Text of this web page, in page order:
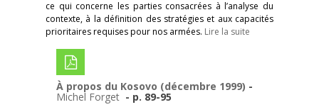
ce qui concerne les parties consacrées à l’analyse du
contexte, à la définition des stratégies et aux capacités
prioritaires requises pour nos armées. Lire la suite
À propos du Kosovo (décembre 1999) -
Michel Forget - p. 89-95